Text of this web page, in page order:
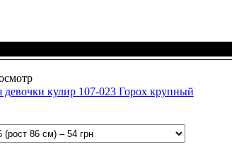
девочки кулир 107-023 Горох крупный